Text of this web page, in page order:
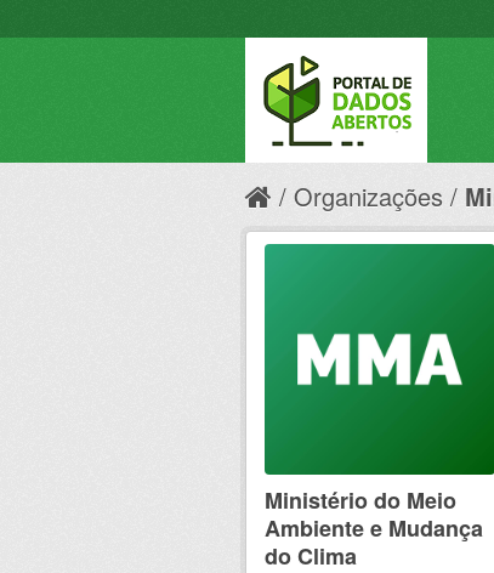
Organizações
Ministério do Meio
Ambiente e Mudança
do Clima